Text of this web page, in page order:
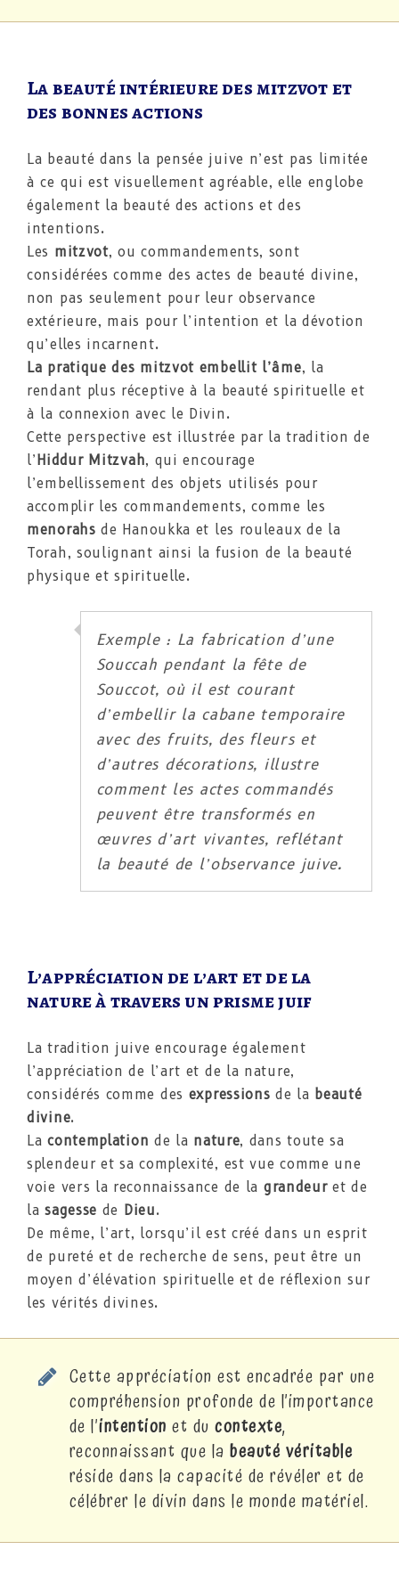
La beauté intérieure des mitzvot et
des bonnes actions
La beauté dans la pensée juive n’est pas limitée
à ce qui est visuellement agréable, elle englobe
également la beauté des actions et des
intentions.
Les mitzvot, ou commandements, sont
considérées comme des actes de beauté divine,
non pas seulement pour leur observance
extérieure, mais pour l’intention et la dévotion
qu’elles incarnent.
La pratique des mitzvot embellit l’âme, la
rendant plus réceptive à la beauté spirituelle et
à la connexion avec le Divin.
Cette perspective est illustrée par la tradition de
l’ Hiddur Mitzvah, qui encourage
l’embellissement des objets utilisés pour
accomplir les commandements, comme les
menorahs de Hanoukka et les rouleaux de la
Torah, soulignant ainsi la fusion de la beauté
physique et spirituelle.
Exemple : La fabrication d’une
Souccah pendant la fête de
Souccot, où il est courant
d’embellir la cabane temporaire
avec des fruits, des fleurs et
d’autres décorations, illustre
comment les actes commandés
peuvent être transformés en
œuvres d’art vivantes, reflétant
la beauté de l’observance juive.
L’appréciation de l’art et de la
nature à travers un prisme juif
La tradition juive encourage également
l’appréciation de l’art et de la nature,
considérés comme des expressions de la beauté
divine.
Lacontemplation de la nature, dans toute sa
splendeur et sa complexité, est vue comme une
voie vers la reconnaissance de la grandeuret de
lasagesse de Dieu.
De même, l’art, lorsqu’il est créé dans un esprit
de pureté et de recherche de sens, peut être un
moyen d’élévation spirituelle et de réflexion sur
les vérités divines.
Cette appréciation est encadrée par une
compréhension profonde de l’importance
de l’intention et ducontexte,
reconnaissant que labeauté véritable
réside dans la capacité de révéler et de
célébrer le divin dans le monde matériel.